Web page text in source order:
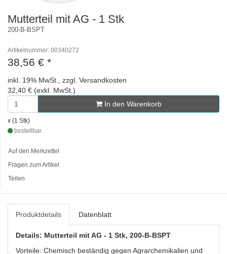
Mutterteil mit AG - 1 Stk
200-B-BSPT
Artikelnummer: 00340272
38,56 € *
inkl. 19% MwSt., zzgl. Versandkosten
32,40 € (exkl. MwSt.)
In den Warenkorb
x (1 Stk)
bestellbar
Auf den Merkzettel
Fragen zum Artikel
Teilen
Produktdetails Datenblatt
Details: Mutterteil mit AG - 1 Stk, 200-B-BSPT
Vorteile: Chemisch beständig gegen Agrarchemikalien und